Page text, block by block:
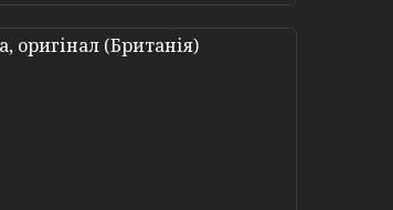
оригінал (Британія)